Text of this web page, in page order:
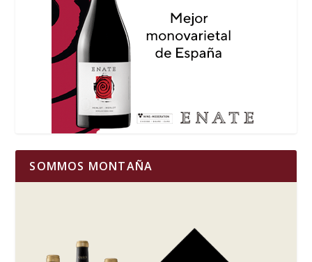
SOMMOS MONTAÑA